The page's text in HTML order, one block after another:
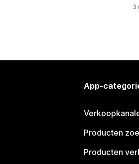
3
App-
Producten
Producten